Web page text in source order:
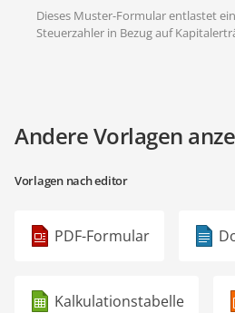
Dieses Muster-Formular entlastet
Steuerzahler in Bezug auf
Andere Vorlagen
Vorlagen nach editor
PDF-Formular
Kalkulationstabelle